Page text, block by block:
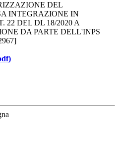
DEL
INTEGRAZIONE IN
22 DEL DL 18/2020 A
DA PARTE DELL'INPS